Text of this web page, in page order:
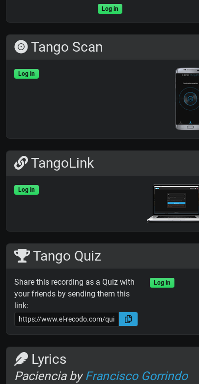
Log in
Tango Scan
Log in
TangoLink
Log in
Tango Quiz
Share this recording as a Quiz with
your friends by sending them this
link:
Log in
Lyrics
Paciencia byFrancisco Gorrindo